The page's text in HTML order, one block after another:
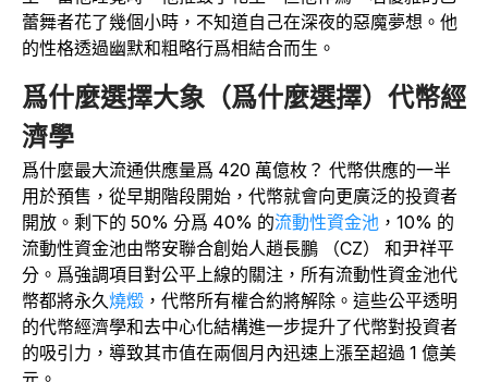
蕾舞者花了幾個小時，不知道自己在深夜的惡魔夢想。他
的性格透過幽默和粗略行爲相結合而生。
爲什麼選擇大象（爲什麼選擇）代幣經
濟學
爲什麼最大流通供應量爲 420 萬億枚？ 代幣供應的一半
用於預售，從早期階段開始，代幣就會向更廣泛的投資者
開放。剩下的 50% 分爲 40% 的流動性資金池 ，10% 的
流動性資金池由幣安聯合創始人趙長鵬 （CZ） 和尹祥平
分。爲強調項目對公平上線的關注，所有流動性資金池代
幣都將永久燒燬 ，代幣所有權合約將解除。這些公平透明
的代幣經濟學和去中心化結構進一步提升了代幣對投資者
的吸引力，導致其市值在兩個月內迅速上漲至超過 1 億美